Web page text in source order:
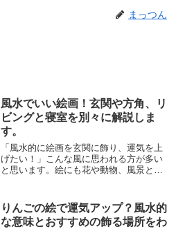
まっつん
風水でいい絵画！玄関や方角、リ
ビングと寝室を別々に解説しま
す。
「風水的に絵画を玄関に飾り、運気を上
げたい！」こんな風に思われる方が多い
と思います。絵にも花や動物、風景とい
所において、お教えしたいと思います。
最適な絵画を飾って、運気...
りんごの絵で運気アップ？風水的
な意味とおすすめの飾る場所をわ